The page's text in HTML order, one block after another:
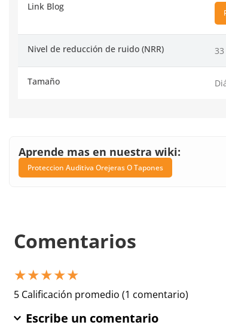
Link Blog
Nivel de reducción de ruido (NRR)
Tamaño
Aprende mas en nuestra wiki:
Proteccion Auditiva Orejeras O Tapones
Comentarios
★★★★★
5 Calificación promedio (1 comentario)
Escribe un comentario